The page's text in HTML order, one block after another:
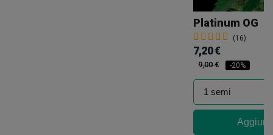
Platinum OG
(16)
7,20 €
9,00 € -20%